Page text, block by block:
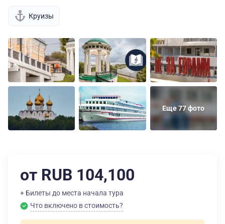
Круизы
Еще 77 фото
от RUB 104,100
+ Билеты до места начала тура
Что включено в стоимость?